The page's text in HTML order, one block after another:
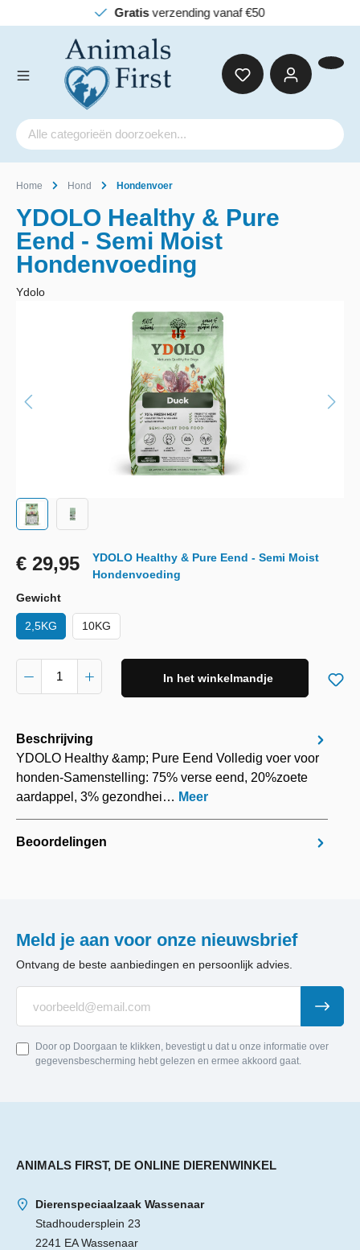
verzending vanaf €50
Home Hond Hondenvoer
YDOLO Healthy & Pure
Eend - Semi Moist
Hondenvoeding
Ydolo
€ 29,95
YDOLO Healthy & Pure Eend - Semi Moist
Hondenvoeding
Gewicht
2,5KG 10KG
In het winkelmandje
Beschrijving
YDOLO Healthy &amp; Pure Eend Volledig voer voor
honden-Samenstelling: 75% verse eend, 20%zoete
aardappel, 3% gezondhei… Meer
Beoordelingen
Meld je aan voor onze nieuwsbrief
Ontvang de beste aanbiedingen en persoonlijk advies.
Door op Doorgaan te klikken, bevestigt u dat u onze informatie over
gegevensbescherming hebt gelezen en ermee akkoord gaat.
ANIMALS FIRST, DE ONLINE DIERENWINKEL
Dierenspeciaalzaak Wassenaar
Stadhoudersplein 23
2241 EA Wassenaar